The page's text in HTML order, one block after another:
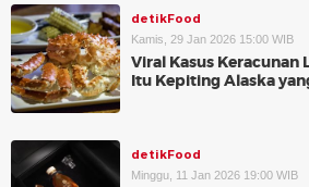
detikFood
Kamis, 29 Jan 2026 15:00 WIB
Viral Kasus Keracunan
Itu Kepiting Alaska
detikFood
Minggu, 11 Jan 2026 19:00 WIB